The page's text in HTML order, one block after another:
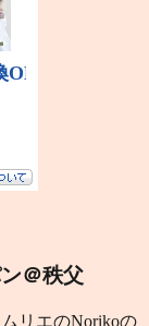
＠秩父
リエのNorikoの